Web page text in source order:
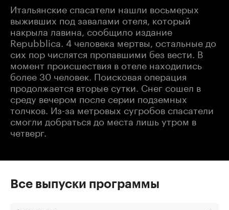
Итальянские спасатели нашли восьмерых
выживших под завалами отеля, который
накрыла лавина, сообщило издание
Repubblica. 4 человека мертвы, остальные до
сих пор числятся пропавшими без вести. В
момент происшествия в отеле находились
более 30 человек. Поисковая операция
продолжается вторые сутки. Снег сошел в
среду вечером после серии подземных
толчков. Из-за метровых сугробов спасатели
смогли добраться до места лишь утром в
четверг.
Все выпуски программы